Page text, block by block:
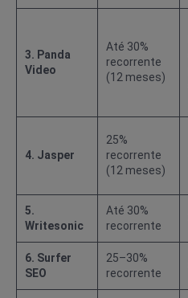
3. Panda
Video
Até 30%
recorrente
(12 meses)
4. Jasper
25%
recorrente
(12 meses)
5.
Writesonic
Até 30%
recorrente
6. Surfer
SEO
25–30%
recorrente